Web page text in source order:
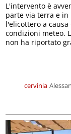
cervinia
L'intervento è
parte via terra e in
l'elicottero a causa
condizioni meteo.
non ha riportato